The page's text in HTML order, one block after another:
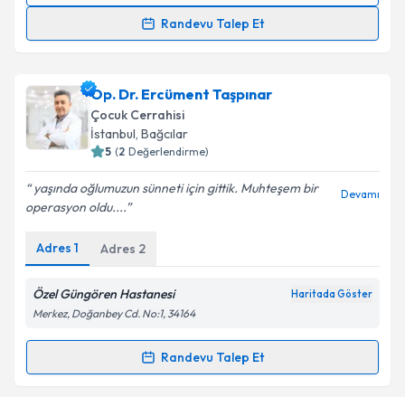
Randevu Talep Et
için bir takvim hazırlandığında e-posta ile
bilgilendireceğiz.
E-posta Adresiniz
Metni 'ni okudum ve kişisel verilerimin belirtilen
Op. Dr. Ercüment Taşpınar
Çocuk Cerrahisi
İstanbul, Bağcılar
5 (2 Değerlendirme)
yaşında oğlumuzun sünneti için gittik. Muhteşem bir
operasyon oldu....
Devamı
Adres 1 Adres 2
Özel Güngören Hastanesi Haritada Göster
Merkez, Doğanbey Cd. No:1, 34164
Randevu Talep Et
Randevu Takvimi Talebi